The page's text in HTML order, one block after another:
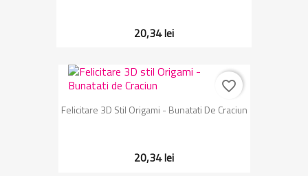
20,34 lei
Felicitare 3D Stil Origami - Bunatati De Craciun
20,34 lei
favorite_border